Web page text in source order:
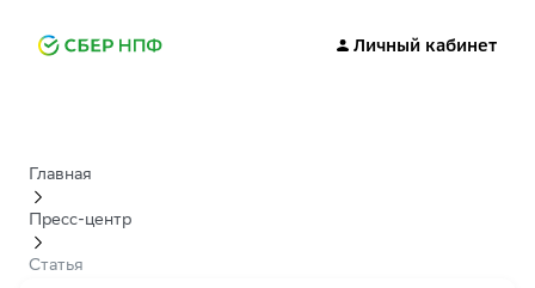
Личный кабинет
Главная
Пресс-центр
Статья